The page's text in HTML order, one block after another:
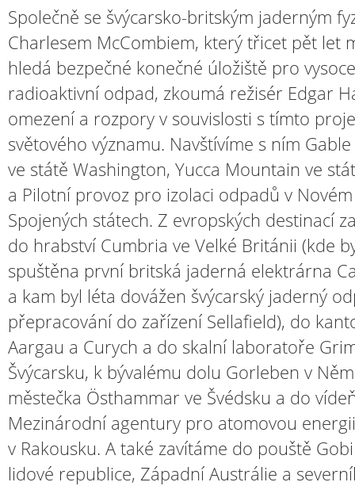
Společně se švýcarsko-britským jaderným
Charlesem McCombiem, který třicet pět let
hledá bezpečné konečné úložiště pro vysoce
radioaktivní odpad, zkoumá režisér Edgar
omezení a rozpory v souvislosti s tímto
světového významu. Navštívíme s ním
ve státě Washington, Yucca Mountain ve
a Pilotní provoz pro izolaci odpadů v
Spojených státech. Z evropských destinací
do hrabství Cumbria ve Velké Británii (kde
spuštěna první britská jaderná elektrárna
a kam byl léta dovážen švýcarský jaderný
přepracování do zařízení Sellafield), do
Aargau a Curych a do skalní laboratoře
Švýcarsku, k bývalému dolu Gorleben v
městečka Östhammar ve Švédsku a do
Mezinárodní agentury pro atomovou energii
v Rakousku. A také zavítáme do pouště
lidové republice, Západní Austrálie a